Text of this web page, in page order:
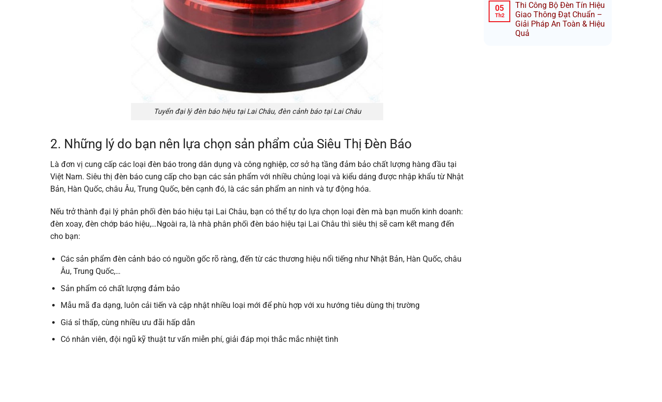
Tuyển đại lý đèn báo hiệu tại Lai Châu, đèn cảnh báo tại Lai Châu
2. Những lý do bạn nên lựa chọn sản phẩm của Siêu Thị Đèn Báo
Là đơn vị cung cấp các loại đèn báo trong dân dụng và công nghiệp, cơ sở hạ tầng đảm bảo chất lượng hàng đầu tại
Việt Nam. Siêu thị đèn báo cung cấp cho bạn các sản phẩm với nhiều chủng loại và kiểu dáng được nhập khẩu từ Nhật
Bản, Hàn Quốc, châu Âu, Trung Quốc, bên cạnh đó, là các sản phẩm an ninh và tự động hóa.
Nếu trở thành đại lý phân phối đèn báo hiệu tại Lai Châu, bạn có thể tự do lựa chọn loại đèn mà bạn muốn kinh doanh:
đèn xoay, đèn chớp báo hiệu,…Ngoài ra, là nhà phân phối đèn báo hiệu tại Lai Châu thì siêu thị sẽ cam kết mang đến
cho bạn:
Các sản phẩm đèn cảnh báo có nguồn gốc rõ ràng, đến từ các thương hiệu nổi tiếng như Nhật Bản, Hàn Quốc, châu
Âu, Trung Quốc,…
Sản phẩm có chất lượng đảm bảo
Mẫu mã đa dạng, luôn cải tiến và cập nhật nhiều loại mới để phù hợp với xu hướng tiêu dùng thị trường
Giá sỉ thấp, cùng nhiều ưu đãi hấp dẫn
Có nhân viên, đội ngũ kỹ thuật tư vấn miễn phí, giải đáp mọi thắc mắc nhiệt tình
05
Th2
Thi Công Bộ Đèn Tín Hiệu
Giao Thông Đạt Chuẩn –
Giải Pháp An Toàn & Hiệu
Quả